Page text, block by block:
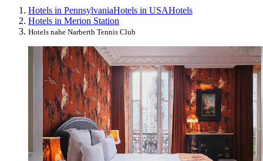
Hotels in PennsylvaniaHotels in USAHotels
Hotels in Merion Station
Hotels nahe Narberth Tennis Club